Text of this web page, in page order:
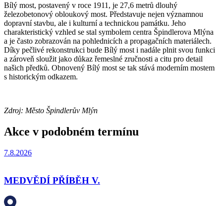
Bílý most, postavený v roce 1911, je 27,6 metrů dlouhý
železobetonový obloukový most. Představuje nejen významnou
dopravní stavbu, ale i kulturní a technickou památku. Jeho
charakteristický vzhled se stal symbolem centra Špindlerova Mlýna
a je často zobrazován na pohlednicích a propagačních materiálech.
Díky pečlivé rekonstrukci bude Bílý most i nadále plnit svou funkci
a zároveň sloužit jako důkaz řemeslné zručnosti a citu pro detail
našich předků. Obnovený Bílý most se tak stává moderním mostem
s historickým odkazem.
Zdroj: Město Špindlerův Mlýn
Akce v podobném termínu
7.8.2026
MEDVĚDÍ PŘÍBĚH V.